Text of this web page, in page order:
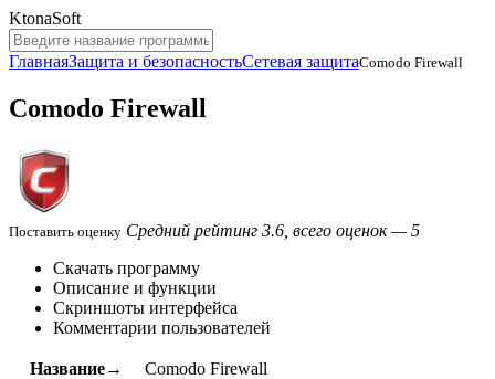
KtonaSoft
ГлавнаяЗащита и безопасностьСетевая защитаComodo Firewall
Comodo Firewall
Поставить оценку Средний рейтинг 3.6, всего оценок — 5
Скачать программу
Описание и функции
Скриншоты интерфейса
Комментарии пользователей
Название→
Comodo Firewall